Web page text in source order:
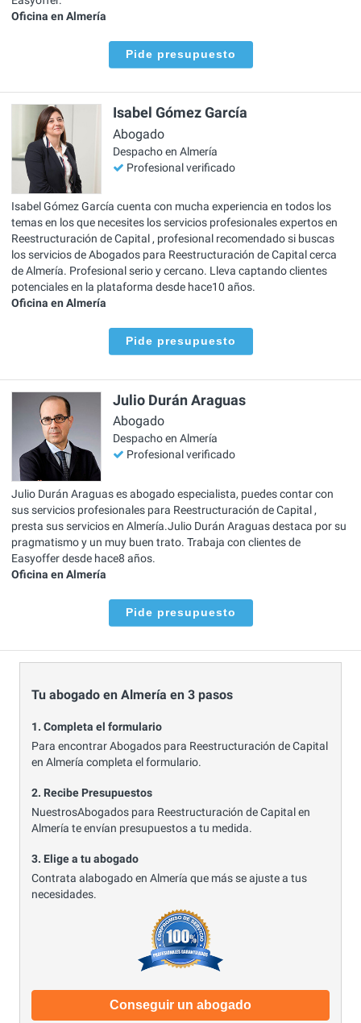
Oficina en Almería
Pide presupuesto
Isabel Gómez García
Abogado
Despacho en Almería
Profesional verificado
Isabel Gómez García cuenta con mucha experiencia en todos los
temas en los que necesites los servicios profesionales expertos en
Reestructuración de Capital , profesional recomendado si buscas
los servicios de Abogados para Reestructuración de Capital cerca
de Almería. Profesional serio y cercano. Lleva captando clientes
potenciales en la plataforma desde hace10 años.
Oficina en Almería
Pide presupuesto
Julio Durán Araguas
Abogado
Despacho en Almería
Profesional verificado
Julio Durán Araguas es abogado especialista, puedes contar con
sus servicios profesionales para Reestructuración de Capital ,
presta sus servicios en Almería.Julio Durán Araguas destaca por su
pragmatismo y un muy buen trato. Trabaja con clientes de
Easyoffer desde hace8 años.
Oficina en Almería
Pide presupuesto
Tu abogado en Almería en 3 pasos
1. Completa el formulario
Para encontrar Abogados para Reestructuración de Capital
en Almería completa el formulario.
2. Recibe Presupuestos
NuestrosAbogados para Reestructuración de Capital en
Almería te envían presupuestos a tu medida.
3. Elige a tu abogado
Contrata alabogado en Almería que más se ajuste a tus
necesidades.
Conseguir un abogado